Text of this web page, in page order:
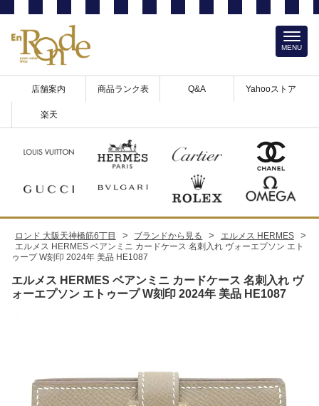
店舗案内 商品ランク表 Q&A Yahooストア
楽天
MENU
ロンド 大阪天神橋筋6丁目 > ブランドから見る > エルメス HERMES >
エルメス HERMES ベアンミニ カードケース 名刺入れ ヴォーエプソン エト
ゥープ W刻印 2024年 美品 HE1087
エルメス HERMES ベアンミニ カードケース 名刺入れ ヴ
ォーエプソン エトゥープ W刻印 2024年 美品 HE1087